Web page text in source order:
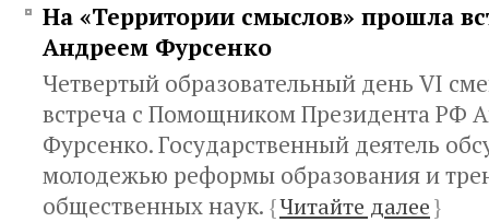
На «Территории смыслов» прошла
Андреем Фурсенко
Четвертый образовательный день VI
встреча с Помощником Президента РФ
Фурсенко. Государственный деятель
молодежью реформы образования и
общественных наук. {Читайте далее}